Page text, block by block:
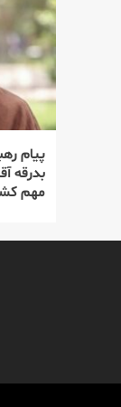
پیام
بدرقه
مهم